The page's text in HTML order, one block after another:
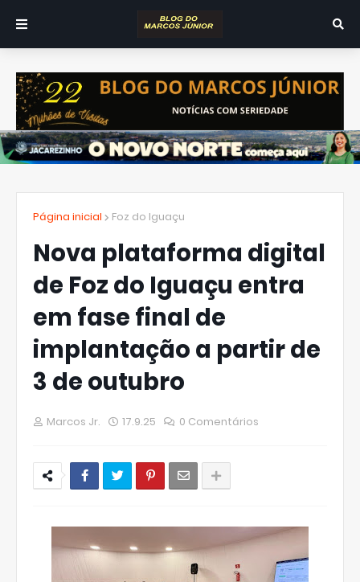
Página inicial Foz do Iguaçu
Nova plataforma digital
de Foz do Iguaçu entra
em fase final de
implantação a partir de
3 de outubro
Marcos Jr. 17.9.25 0 Comentários